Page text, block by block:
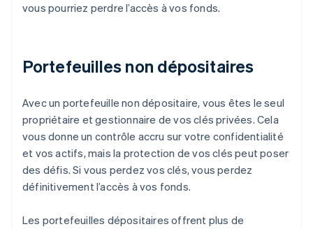
vous pourriez perdre l’accès à vos fonds.
Portefeuilles non dépositaires
Avec un portefeuille non dépositaire, vous êtes le seul
propriétaire et gestionnaire de vos clés privées. Cela
vous donne un contrôle accru sur votre confidentialité
et vos actifs, mais la protection de vos clés peut poser
des défis. Si vous perdez vos clés, vous perdez
définitivement l’accès à vos fonds.
Les portefeuilles dépositaires offrent plus de